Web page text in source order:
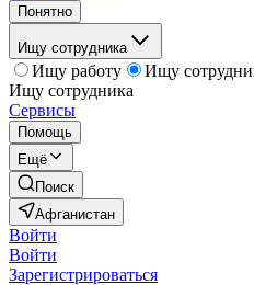
Понятно
Ищу сотрудника
Ищу работу
Ищу
Ищу сотрудника
Сервисы
Помощь
Ещё
Поиск
Афганистан
Войти
Войти
Зарегистрироваться